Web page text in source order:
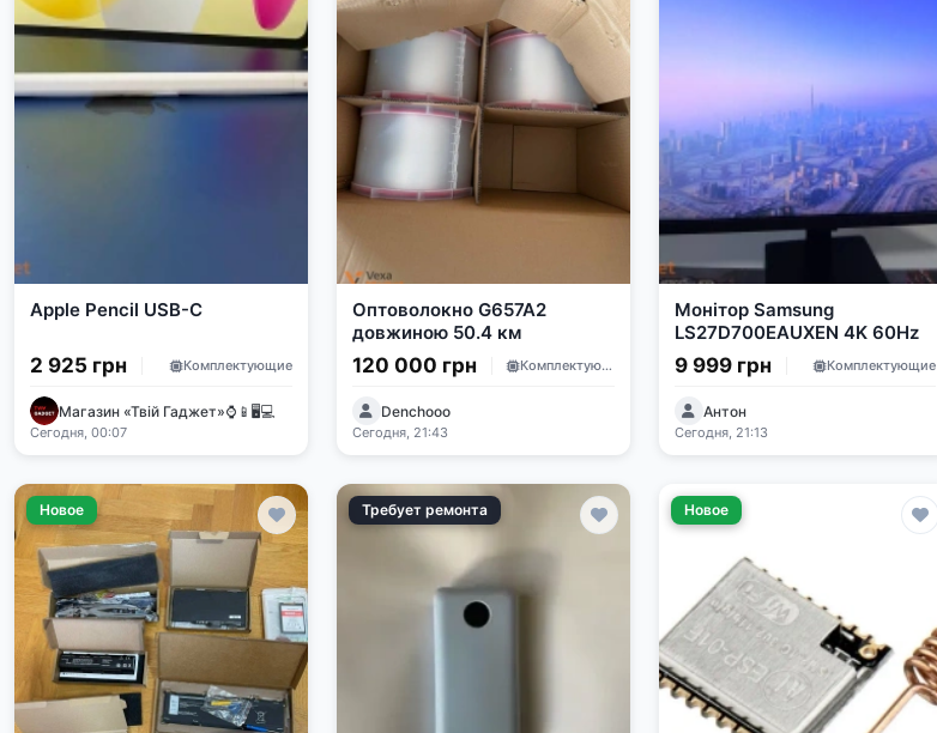
Apple Pencil USB-C
2 925 грн Комплектующие
Магазин «Твій Гаджет»⌚️📱🖥️💻
Сегодня, 00:07
Оптоволокно G657A2
довжиною 50.4 км
120 000 грн Комплектующие
Denchooo
Сегодня, 21:43
Монітор Samsung
LS27D700EAUXEN 4K 60Hz
9 999 грн Комплектующие
Антон
Сегодня, 21:13
Новое Требует ремонта Новое